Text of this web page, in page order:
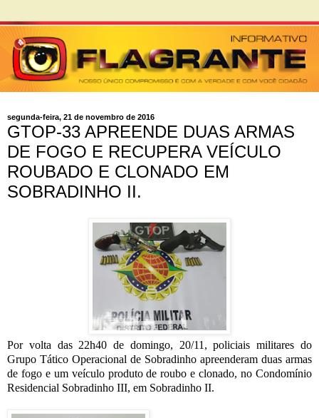
segunda-feira, 21 de novembro de 2016
GTOP-33 APREENDE DUAS ARMAS
DE FOGO E RECUPERA VEÍCULO
ROUBADO E CLONADO EM
SOBRADINHO II.
Por volta das 22h40 de domingo, 20/11, policiais militares do
Grupo Tático Operacional de Sobradinho apreenderam duas armas
de fogo e um veículo produto de roubo e clonado, no Condomínio
Residencial Sobradinho III, em Sobradinho II.